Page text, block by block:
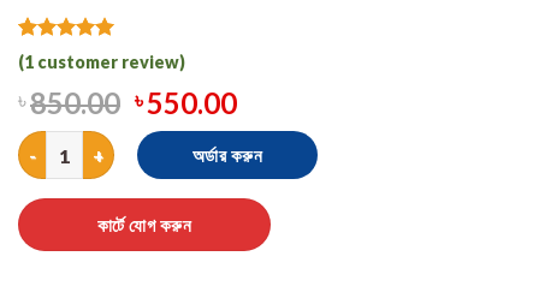
Rated5.00
out of 5
based on
1
customer
rating
(1 customer review)
৳850.00 ৳550.00
High Pressure Water Spray Gun (2pcs) quantity
অর্ডার করুন
কার্টে যোগ করুন